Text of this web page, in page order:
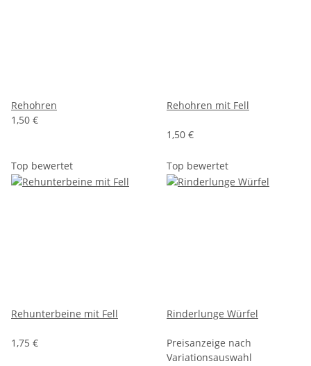
Rehohren
1,50 €
Rehohren mit Fell
1,50 €
Top bewertet
Rehunterbeine mit Fell
1,75 €
Top bewertet
Rinderlunge Würfel
Preisanzeige nach
Variationsauswahl